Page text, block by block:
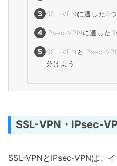
SSL-VPNに適した3
IPsec-VPNに適した3
SSL-VPNとIPsec-
分けよう
SSL-VPN・IPsec-
SSL-VPNとIPsec-VPNは、